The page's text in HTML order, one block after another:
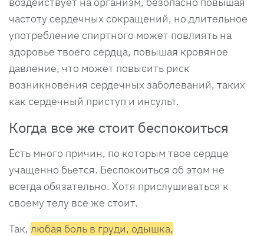
частоту сердечных сокращений, но длительное
употребление спиртного может повлиять на
здоровье твоего сердца, повышая кровяное
давление, что может повысить риск
возникновения сердечных заболеваний, таких
как сердечный приступ и инсульт.
Когда все же стоит беспокоиться
Есть много причин, по которым твое сердце
учащенно бьется. Беспокоиться об этом не
всегда обязательно. Хотя прислушиваться к
своему телу все же стоит.
Так, любая боль в груди, одышка,